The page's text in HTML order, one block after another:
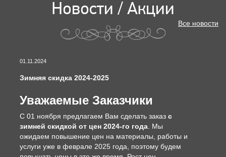
Новости / Акции
Все новости
01.11.2024
Зимняя скидка 2024-2025
Уважаемые Заказчики
С 01 ноября предлагаем Вам сделать заказ с
зимней скидкой от цен 2024-го года . Мы
ожидаем повышение цен на материалы, работы и
услуги уже в феврале 2025 года, поэтому будем